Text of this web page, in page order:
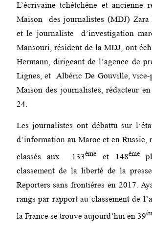
L’écrivaine tchétchène et ancienne
Maison des journalistes (MDJ) Zara
et le journaliste d’investigation
Mansouri, résident de la MDJ, ont
Hermann, dirigeant de l’agence de
Lignes, et
Albéric De Gouville, vice-
Maison des journalistes, rédacteur
24.
Les journalistes ont débattu sur
d’information au Maroc et en Russie,
classés aux 133ème et 148ème
classement de la liberté de la
Reporters sans frontières en 2017.
rangs par rapport au classement de
la France se trouve aujourd’hui en 39